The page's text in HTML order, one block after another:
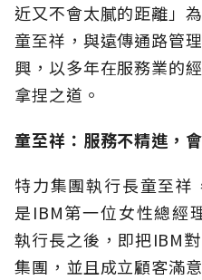
近又不會太膩的距離」
童至祥，與遠傳通路管
興，以多年在服務業的
拿捏之道。
童至祥：服務不精進，
特力集團執行長童至祥
是IBM第一位女性總經
執行長之後，即把IBM
集團，並且成立顧客滿